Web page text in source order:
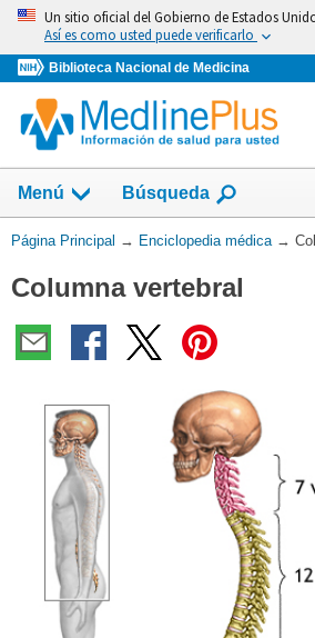
Omita
vaya
al
Contenido
Un sitio oficial del Gobierno de Estados
Así es como usted puede verificarlo
Biblioteca Nacional de Medicina
Menú Búsqueda
Usted
aquí:
Página Principal → Enciclopedia médica →
Columna vertebral